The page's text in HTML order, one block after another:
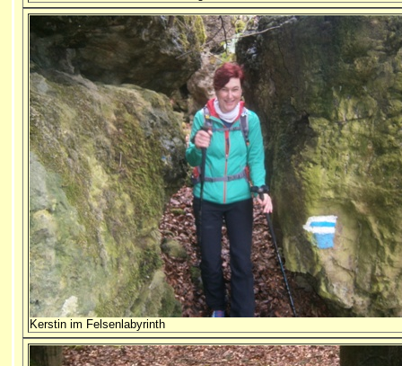
Kerstin im Felsenlabyrinth